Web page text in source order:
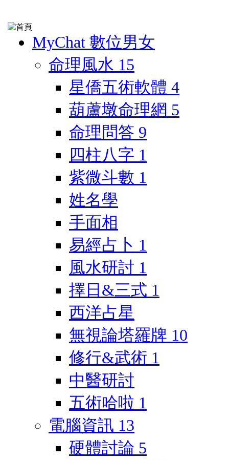
MyChat 數位男女
命理風水 15
星僑五術軟體 4
葫蘆墩命理網 5
命理問答 9
四柱八字 1
紫微斗數 1
姓名學
手面相
易經占卜 1
風水研討 1
擇日&三式 1
西洋占星
無視論塔羅牌 10
修行&武術 1
中醫研討
五術哈啦 1
電腦資訊 13
硬體討論 5